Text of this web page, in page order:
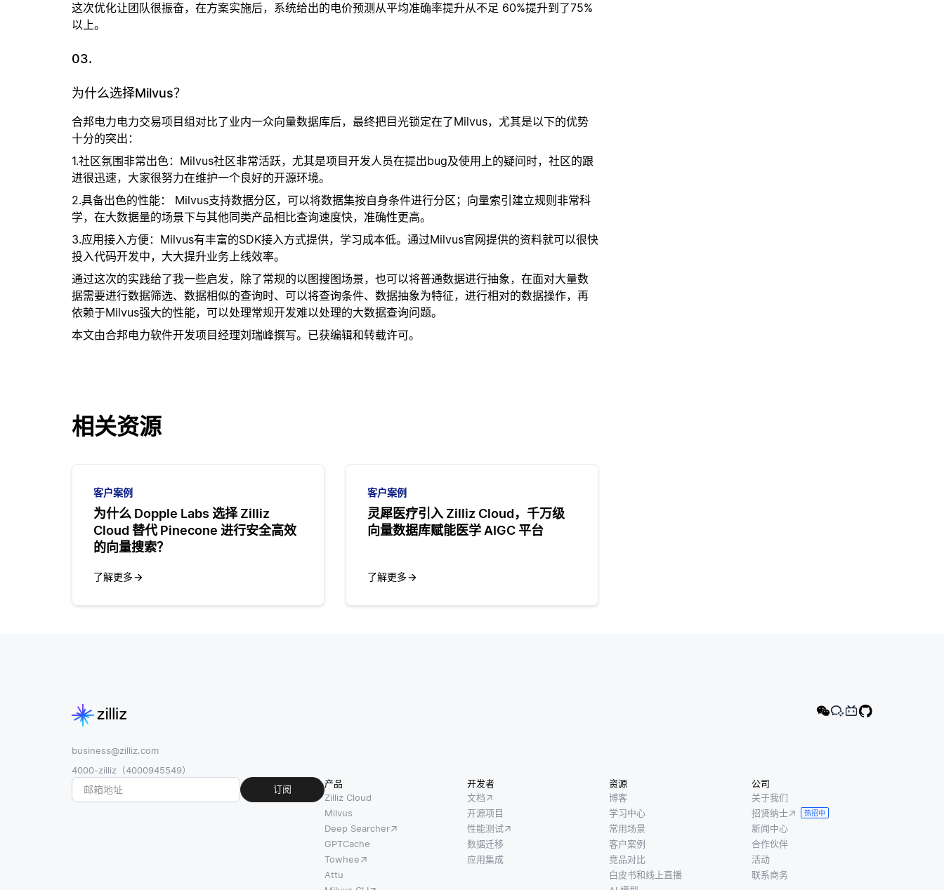
这次优化让团队很振奋，在方案实施后，系统给出的电价预测从平均准确率提升从不足 60%提升到了75%
以上。
03.
为什么选择Milvus？
合邦电力电力交易项目组对比了业内一众向量数据库后，最终把目光锁定在了Milvus，尤其是以下的优势
十分的突出：
1.社区氛围非常出色：Milvus社区非常活跃，尤其是项目开发人员在提出bug及使用上的疑问时，社区的跟
进很迅速，大家很努力在维护一个良好的开源环境。
2.具备出色的性能：
Milvus支持数据分区，可以将数据集按自身条件进行分区；向量索引建立规则非常科
学，在大数据量的场景下与其他同类产品相比查询速度快，准确性更高。
3.应用接入方便：Milvus有丰富的SDK接入方式提供，学习成本低。通过Milvus官网提供的资料就可以很快
投入代码开发中，大大提升业务上线效率。
通过这次的实践给了我一些启发，除了常规的以图搜图场景，也可以将普通数据进行抽象，在面对大量数
据需要进行数据筛选、数据相似的查询时、可以将查询条件、数据抽象为特征，进行相对的数据操作，再
依赖于Milvus强大的性能，可以处理常规开发难以处理的大数据查询问题。
本文由合邦电力软件开发项目经理刘瑞峰撰写。已获编辑和转载许可。
相关资源
客户案例
为什么 Dopple Labs 选择 Zilliz
Cloud 替代 Pinecone 进行安全高效
的向量搜索？
了解更多
客户案例
灵犀医疗引入 Zilliz Cloud，千万级
向量数据库赋能医学 AIGC 平台
了解更多
business@zilliz.com
4000-zilliz（4000945549）
订阅
产品
Zilliz Cloud
Milvus
Deep Searcher
GPTCache
Towhee
Attu
开发者
文档
开源项目
性能测试
数据迁移
应用集成
资源
博客
学习中心
常用场景
客户案例
竞品对比
白皮书和线上直播
公司
关于我们
招贤纳士
热招中
新闻中心
合作伙伴
活动
联系商务